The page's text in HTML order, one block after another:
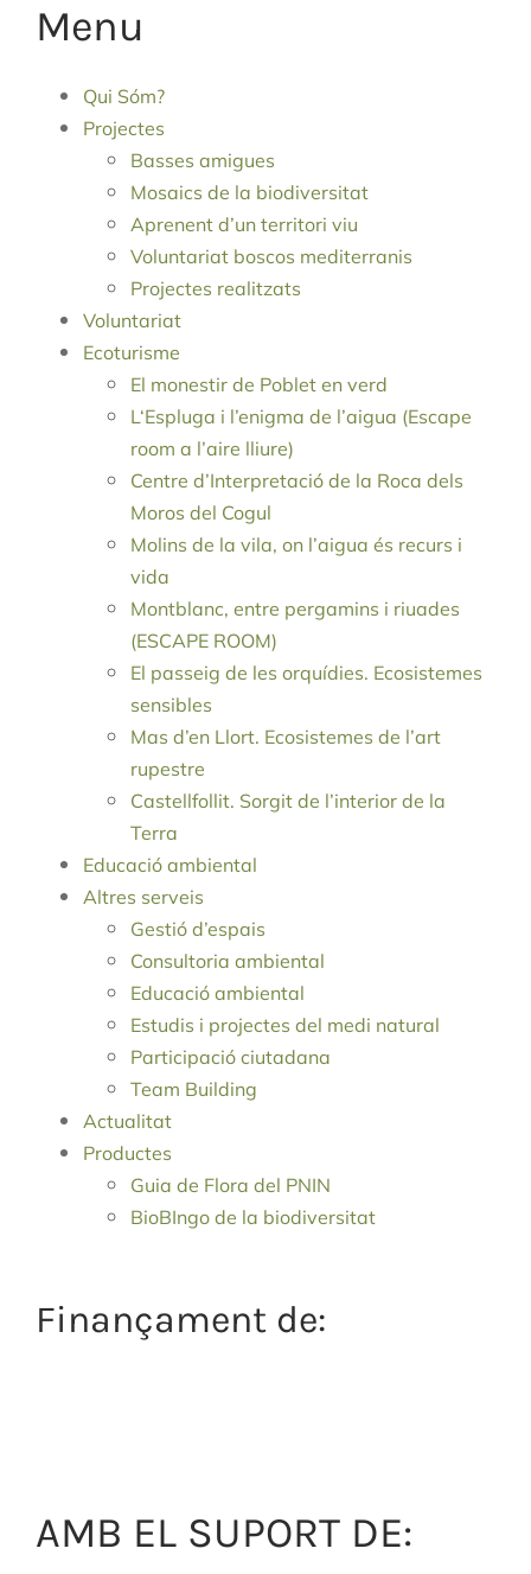
Menu
Qui Sóm?
Projectes
Basses amigues
Mosaics de la biodiversitat
Aprenent d’un territori viu
Voluntariat boscos mediterranis
Projectes realitzats
Voluntariat
Ecoturisme
El monestir de Poblet en verd
L‘Espluga i l’enigma de l’aigua (Escape
room a l’aire lliure)
Centre d’Interpretació de la Roca dels
Moros del Cogul
Molins de la vila, on l’aigua és recurs i
vida
Montblanc, entre pergamins i riuades
(ESCAPE ROOM)
El passeig de les orquídies. Ecosistemes
sensibles
Mas d’en Llort. Ecosistemes de l’art
rupestre
Castellfollit. Sorgit de l’interior de la
Terra
Educació ambiental
Altres serveis
Gestió d’espais
Consultoria ambiental
Educació ambiental
Estudis i projectes del medi natural
Participació ciutadana
Team Building
Actualitat
Productes
Guia de Flora del PNIN
BioBIngo de la biodiversitat
Finançament de:
AMB EL SUPORT DE: